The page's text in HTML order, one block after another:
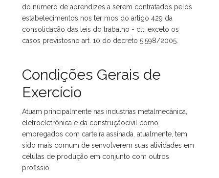
do número de aprendizes a serem contratados pelos
estabelecimentos nos ter mos do artigo 429 da
consolidação das leis do trabalho - clt, exceto os
casos previstosno art. 10 do decreto 5.598/2005.
Condições Gerais de
Exercício
Atuam principalmente nas indústrias metalmecânica,
eletroeletrônica e da construçãocivil como
empregados com carteira assinada. atualmente, tem
sido mais comum de senvolverem suas atividades em
células de produção em conjunto com outros
profissio